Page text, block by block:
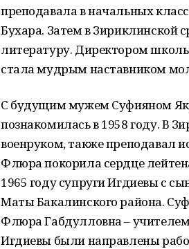
преподавала в начальных
Бухара. Затем в Зириклинской
литературу. Директором
стала мудрым наставником
С будущим мужем Суфияном
познакомилась в 1958 году. В
военруком, также преподавал
Флюра покорила сердце
1965 году супруги Игдиевы с
Маты Бакалинского района.
Флюра Габдулловна –
Игдиевы были направлены